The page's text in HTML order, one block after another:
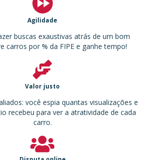
Agilidade
buscas exaustivas atrás de um bom
carros por % da FIPE e ganhe tempo!
Valor justo
você espia quantas visualizações e
recebeu para ver a atratividade de cada
carro.